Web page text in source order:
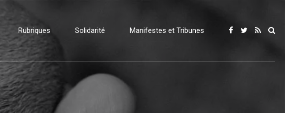
Rubriques Solidarité Manifestes et Tribunes